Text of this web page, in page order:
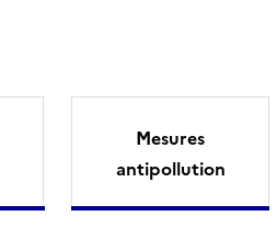
Mesures
antipollution